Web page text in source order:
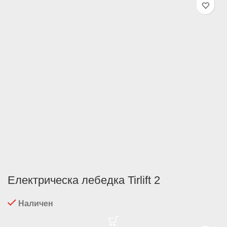
Електрическа лебедка Tirlift 2
Наличен